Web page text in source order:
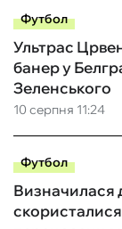
Футбол
10 серпня 11:24
Ультрас
банер у
Зеленського
Футбол
Визначилася